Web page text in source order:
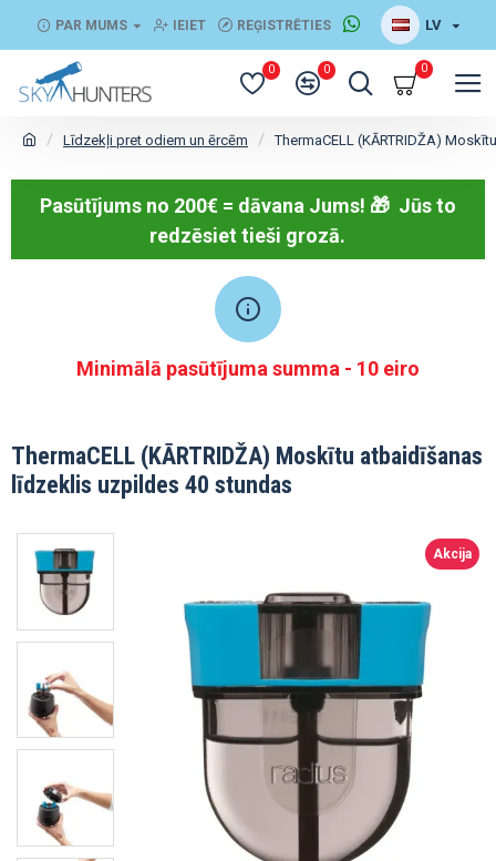
PAR MUMS IEIET REĢISTRĒTIES LV
0 0 0
Līdzekļi pret odiem un ērcēm ThermaCELL (KĀRTRIDŽA)
Pasūtījums no 200€ = dāvana Jums! 🎁 Jūs to
redzēsiet tieši grozā.
Minimālā pasūtījuma summa - 10 eiro
ThermaCELL (KĀRTRIDŽA) Moskītu atbaidīšanas
līdzeklis uzpildes 40 stundas
Akcija